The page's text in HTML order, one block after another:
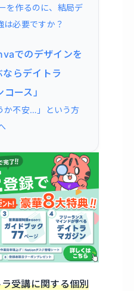
を作るのに、結局デ
は必要ですか？
でのデザインを
ならデイトラ
ース」
か不安…」という方
受講に関する個別